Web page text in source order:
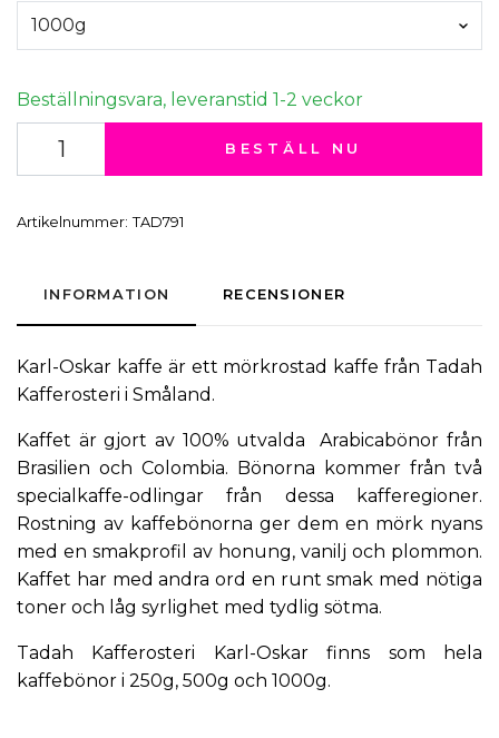
1000g
Beställningsvara, leveranstid 1-2 veckor
BESTÄLL NU
Artikelnummer: TAD791
INFORMATION RECENSIONER
Karl-Oskar kaffe är ett mörkrostad kaffe från Tadah
Kafferosteri i Småland.
Kaffet är gjort av 100% utvalda Arabicabönor från
Brasilien och Colombia. Bönorna kommer från två
specialkaffe-odlingar från dessa kafferegioner.
Rostning av kaffebönorna ger dem en mörk nyans
med en smakprofil av honung, vanilj och plommon.
Kaffet har med andra ord en runt smak med nötiga
toner och låg syrlighet med tydlig sötma.
Tadah Kafferosteri Karl-Oskar finns som hela
kaffebönor i 250g, 500g och 1000g.